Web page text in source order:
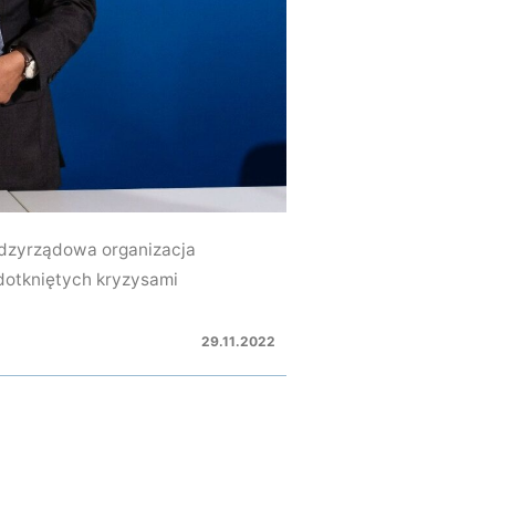
organizacja
kryzysami
29.11.2022